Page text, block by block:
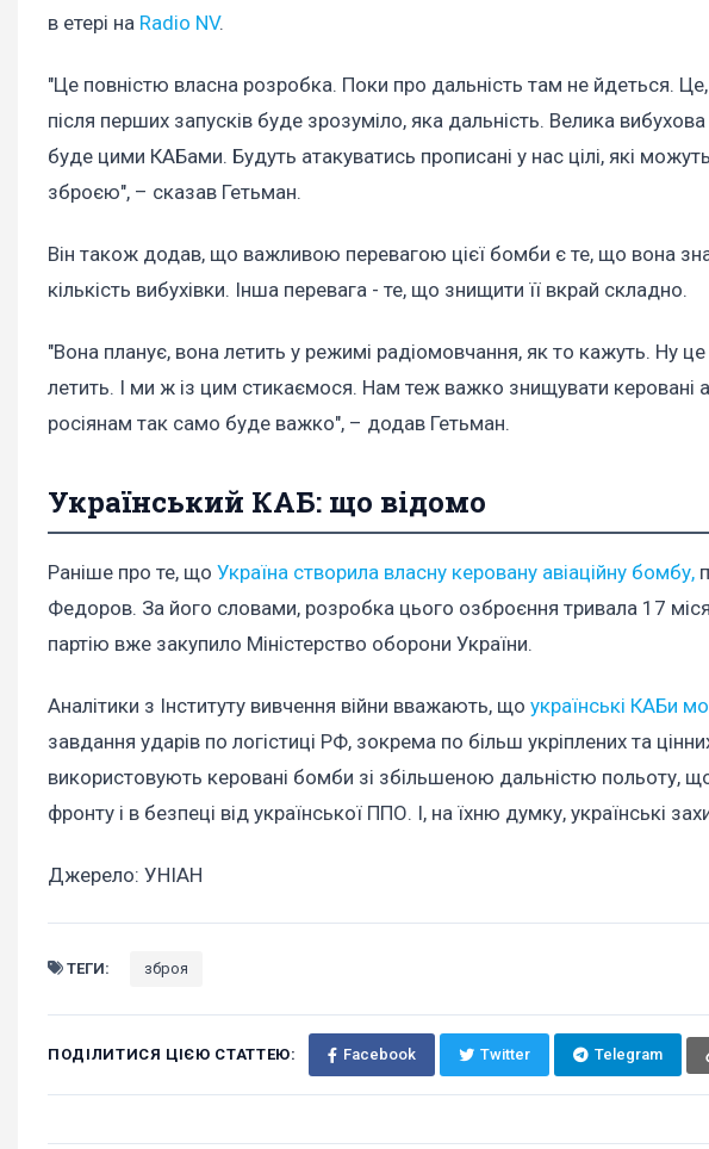
в етері на Radio NV.
"Це повністю власна розробка. Поки про дальність там не йдеться.
після перших запусків буде зрозуміло, яка дальність. Велика вибухова
буде цими КАБами. Будуть атакуватись прописані у нас цілі, які
зброєю", – сказав Гетьман.
Він також додав, що важливою перевагою цієї бомби є те, що вона
кількість вибухівки. Інша перевага - те, що знищити її вкрай складно.
"Вона планує, вона летить у режимі радіомовчання, як то кажуть. Ну
летить. І ми ж із цим стикаємося. Нам теж важко знищувати керовані
росіянам так само буде важко", – додав Гетьман.
Український КАБ: що відомо
Раніше про те, що Україна створила власну керовану авіаційну бомбу,
Федоров. За його словами, розробка цього озброєння тривала 17
партію вже закупило Міністерство оборони України.
Аналітики з Інституту вивчення війни вважають, що українські КАБи
завдання ударів по логістиці РФ, зокрема по більш укріплених та
використовують керовані бомби зі збільшеною дальністю польоту, щоб
фронту і в безпеці від української ППО. І, на їхню думку, українські
Джерело: УНІАН
ТЕГИ: зброя
ПОДІЛИТИСЯ ЦІЄЮ СТАТТЕЮ: Facebook Twitter Telegram